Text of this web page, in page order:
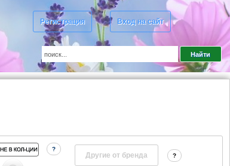
Регистрация Вход на сайт
?
Другие от бренда ?